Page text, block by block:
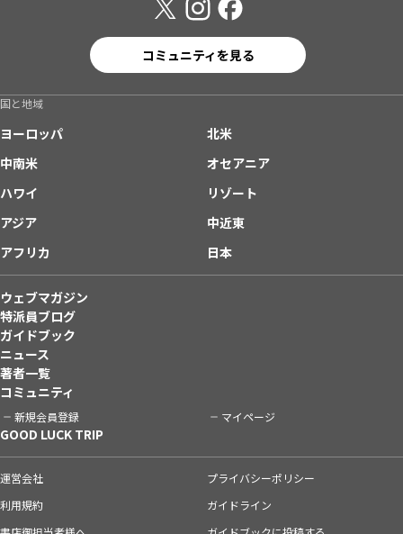
コミュニティを見る
国と地域
ヨーロッパ
北米
中南米
オセアニア
ハワイ
リゾート
アジア
中近東
アフリカ
日本
ウェブマガジン
特派員ブログ
ガイドブック
ニュース
著者一覧
コミュニティ
新規会員登録 マイページ
GOOD LUCK TRIP
運営会社
プライバシーポリシー
利用規約
ガイドライン